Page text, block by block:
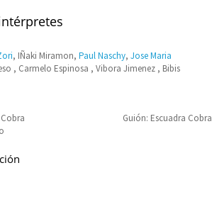
, IÑaki Miramon, Paul Naschy, Jose Maria
, Carmelo Espinosa , Vibora Jimenez , Bibis
Guión: Escuadra Cobra